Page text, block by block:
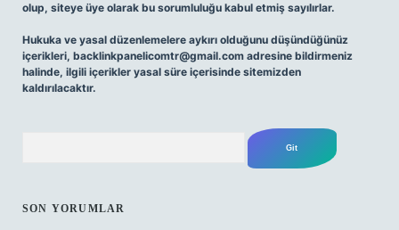
olup, siteye üye olarak bu sorumluluğu kabul etmiş sayılırlar.
Hukuka ve yasal düzenlemelere aykırı olduğunu düşündüğünüz
içerikleri, backlinkpanelicomtr@gmail.com adresine bildirmeniz
halinde, ilgili içerikler yasal süre içerisinde sitemizden
kaldırılacaktır.
SON YORUMLAR